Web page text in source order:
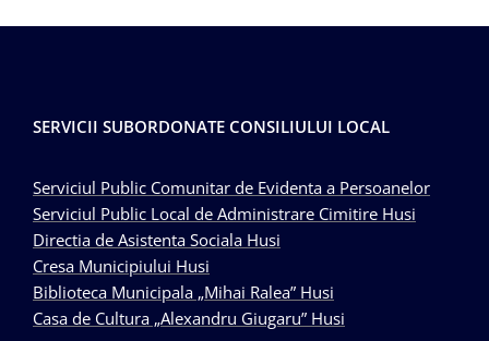
SERVICII SUBORDONATE CONSILIULUI LOCAL
Serviciul Public Comunitar de Evidenta a Persoanelor
Serviciul Public Local de Administrare Cimitire Husi
Directia de Asistenta Sociala Husi
Cresa Municipiului Husi
Biblioteca Municipala „Mihai Ralea” Husi
Casa de Cultura „Alexandru Giugaru” Husi